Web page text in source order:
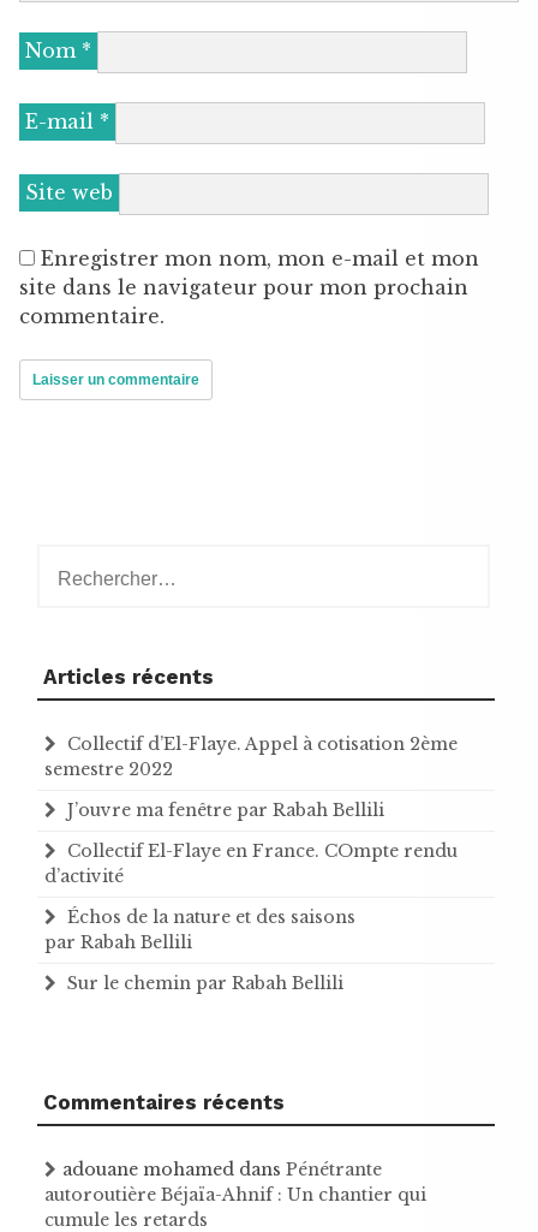
Nom *
E-mail *
Site web
Enregistrer mon nom, mon e-mail et mon
site dans le navigateur pour mon prochain
commentaire.
Articles récents
Collectif d’El-Flaye. Appel à cotisation 2ème
semestre 2022
J’ouvre ma fenêtre par Rabah Bellili
Collectif El-Flaye en France. COmpte rendu
d’activité
Échos de la nature et des saisons
par Rabah Bellili
Sur le chemin par Rabah Bellili
Commentaires récents
adouane mohamed dans Pénétrante
autoroutière Béjaïa-Ahnif : Un chantier qui
cumule les retards